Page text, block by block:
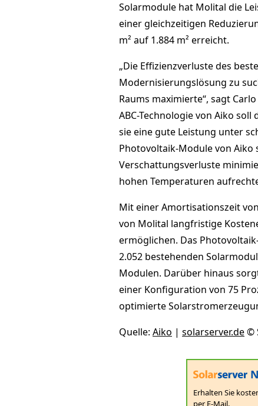
Solarmodule hat Molital die
einer gleichzeitigen
m² auf 1.884 m² erreicht.
„Die Effizienzverluste des
Modernisierungslösung zu
Raums maximierte“, sagt
ABC-Technologie von Aiko
sie eine gute Leistung unter
Photovoltaik-Module von Aiko
Verschattungsverluste
hohen Temperaturen
Mit einer Amortisationszeit
von Molital langfristige
ermöglichen. Das
2.052 bestehenden
Modulen. Darüber hinaus
einer Konfiguration von 75
optimierte
Quelle: Aiko | solarserver.de©
Erhalten Sie
per E-Mail.